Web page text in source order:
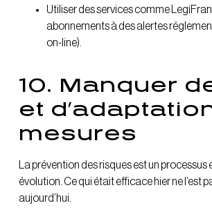
Utiliser des services comme
abonnements à des alertes
on-line).
10. Manquer
et
mesures
La prévention des risques est un processus
évolution. Ce qui était efficace hier ne l’est
aujourd’hui.